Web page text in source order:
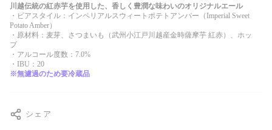
川越伝統の紅赤芋を使用した、香しく豊潤な味わいのオリジナルエール
・ビアスタイル：インペリアルスウィートポテトアンバー（Imperial Sweet
Potato Amber）
・原材料：麦芽、さつまいも（武州小江戸川越産金時薩摩芋 紅赤）、ホッ
プ
・アルコール度数：7.0%
・IBU：20
※無濾過のため要冷蔵品
シェア